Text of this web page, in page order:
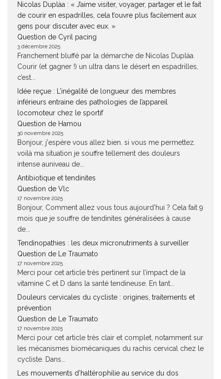
Nicolas Duplàa : « J’aime visiter, voyager, partager et le fait
de courir en espadrilles, cela t’ouvre plus facilement aux
gens pour discuter avec eux. »
Question de Cyril pacing
3 décembre 2025
Franchement bluffé par la démarche de Nicolas Duplàa.
Courir (et gagner !) un ultra dans le désert en espadrilles,
c’est...
Idée reçue : L’inégalité de longueur des membres
inférieurs entraine des pathologies de l’appareil
locomoteur chez le sportif
Question de Hamou
30 novembre 2025
Bonjour, j'espère vous allez bien. si vous me permettez.
voilà ma situation je souffre tellement des douleurs
intense auniveau de...
Antibiotique et tendinites
Question de Vlc
17 novembre 2025
Bonjour, Comment allez vous tous aujourd'hui ? Cela fait 9
mois que je souffre de tendinites généralisées à cause
de...
Tendinopathies : les deux micronutriments à surveiller
Question de Le Traumato
17 novembre 2025
Merci pour cet article très pertinent sur l’impact de la
vitamine C et D dans la santé tendineuse. En tant...
Douleurs cervicales du cycliste : origines, traitements et
prévention
Question de Le Traumato
17 novembre 2025
Merci pour cet article très clair et complet, notamment sur
les mécanismes biomécaniques du rachis cervical chez le
cycliste. Dans...
Les mouvements d’haltérophilie au service du dos